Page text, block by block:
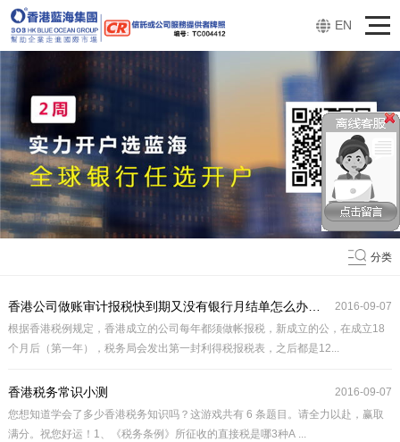
EN
分类
2016-09-07
香港公司做账审计报税快到期又没有银行月结单怎么办？？？
根据香港税例规定，香港成立的公司每年都须做帐报税，新成立的公，在成立18
个月后（第一年），税务局会发出第一封利得税报税表，之后都是12...
2016-09-07
香港税务常识小测
您想知道学会了多少香港税务知识吗？这游戏共有 6 条题目。请全力以赴，赢取
满分。祝您好运！1、《税务条例》所征收的直接税是哪3种A ...